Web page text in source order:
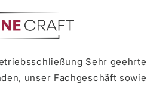
Sehr geehrte
unser Fachgeschäft sowie